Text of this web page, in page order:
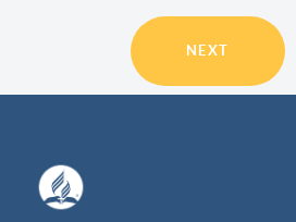
NEXT